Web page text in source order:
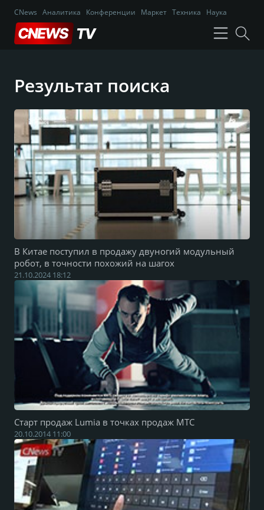
CNews Аналитика Конференции Маркет Техника Наука
Результат поиска
В Китае поступил в продажу двуногий модульный
робот, в точности похожий на шагох
21.10.2024 18:12
Старт продаж Lumia в точках продаж МТС
20.10.2014 11:00